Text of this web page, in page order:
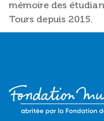
mémoire des
Tours depuis 2015.